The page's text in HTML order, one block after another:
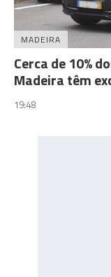
MADEIRA
Cerca de 10%
Madeira têm
19:48